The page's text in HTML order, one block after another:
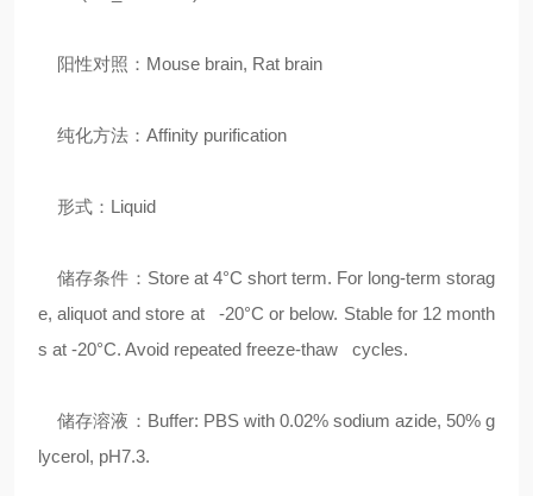
阳性对照：Mouse brain, Rat brain
纯化方法：Affinity purification
形式：Liquid
储存条件：Store at 4°C short term. For long-term storag
e, aliquot and store at -20°C or below. Stable for 12 month
s at -20°C. Avoid repeated freeze-thaw cycles.
储存溶液：Buffer: PBS with 0.02% sodium azide, 50% g
lycerol, pH7.3.